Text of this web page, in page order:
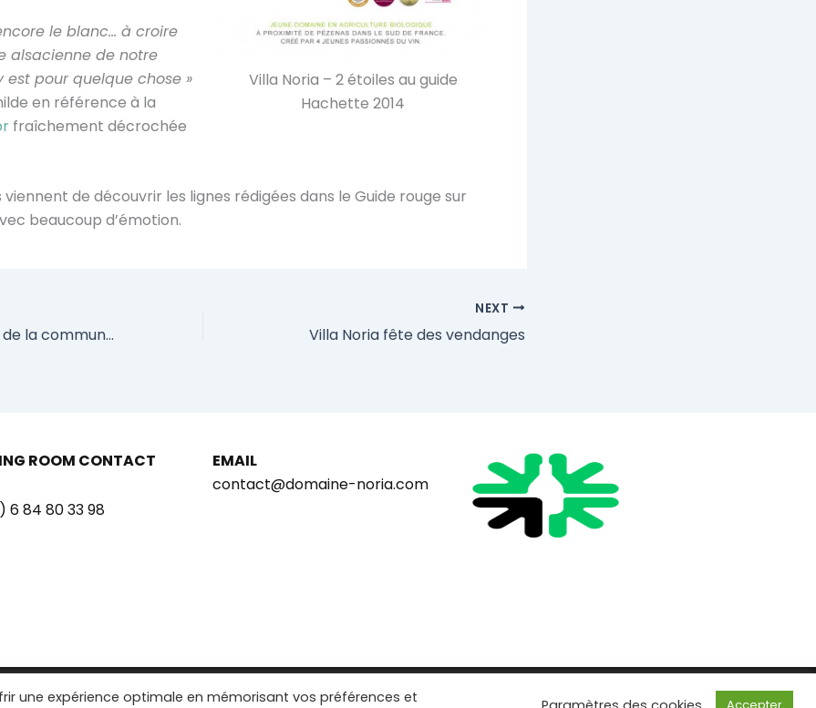
Villa Noria – 2 étoiles au guide
Hachette 2014
le blanc… à croire
alsacienne de notre
pour quelque chose »
en référence à la
fraîchement décrochée
viennent de découvrir les lignes rédigées dans le Guide rouge sur
beaucoup d’émotion.
Reconnaissance de la commune de Montagnac
NEXT
Villa Noria fête des vendanges
ROOM CONTACT
6 84 80 33 98
EMAIL
contact@domaine-noria.com
© 2025 – Villa Noria |Legal notice
une expérience optimale en mémorisant vos préférences et